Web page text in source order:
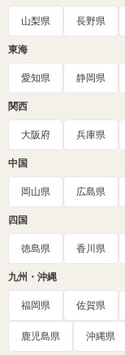
山梨県 長野県
東海
愛知県 静岡県
関西
大阪府 兵庫県
中国
岡山県 広島県
四国
徳島県 香川県
九州・沖縄
福岡県 佐賀県
鹿児島県 沖縄県